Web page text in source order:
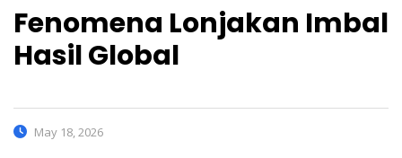
Fenomena Lonjakan Imbal
Hasil Global
May 18, 2026